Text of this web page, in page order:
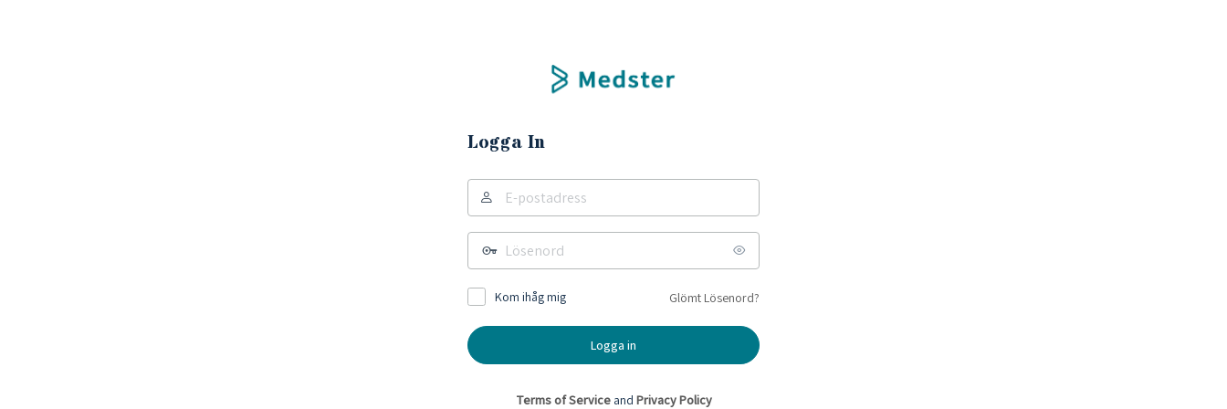
Logga In
Kom ihåg mig Glömt Lösenord?
Terms of Serviceand Privacy Policy